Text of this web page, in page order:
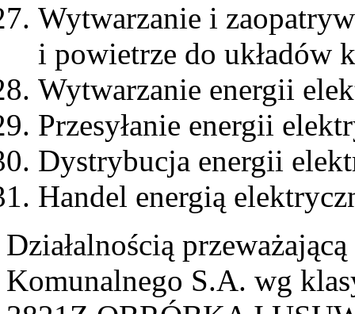
Wytwarzanie i
i powietrze do układów
Wytwarzanie energii
Przesyłanie energii
Dystrybucja energii
Handel energią
Działalnością
Komunalnego S.A. wg